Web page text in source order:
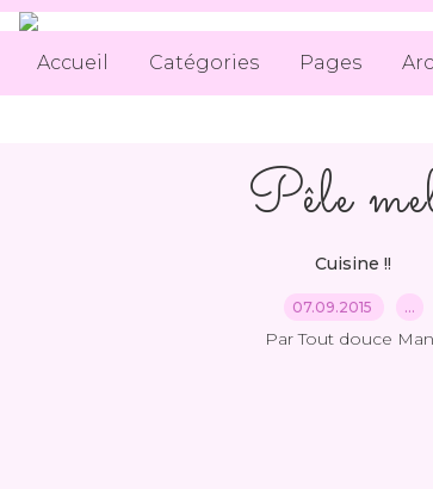
Accueil Catégories Pages
Pêle
Cuisine !!
07.09.2015 …
Par Tout douce